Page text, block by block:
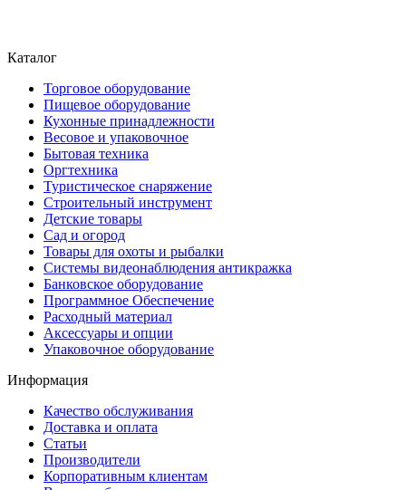
Каталог
Торговое оборудование
Пищевое оборудование
Кухонные принадлежности
Весовое и упаковочное
Бытовая техника
Оргтехника
Туристическое снаряжение
Строительный инструмент
Детские товары
Сад и огород
Товары для охоты и рыбалки
Системы видеонаблюдения антикражка
Банковское оборудование
Программное Обеспечение
Расходный материал
Аксессуары и опции
Упаковочное оборудование
Информация
Качество обслуживания
Доставка и оплата
Статьи
Производители
Корпоративным клиентам